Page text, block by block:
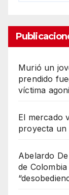
Murió un
prendido
víctima
El mercado
proyecta un
Abelardo
de